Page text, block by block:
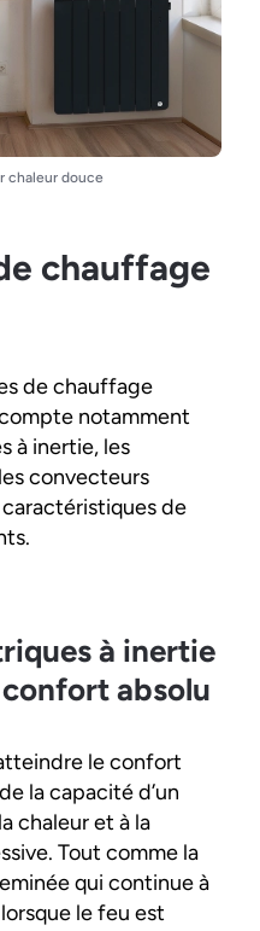
chaleur douce
chauffage
de chauffage
notamment
à inertie, les
convecteurs
de
à inertie
absolu
le confort
la capacité d’un
chaleur et à la
Tout comme la
qui continue à
le feu est